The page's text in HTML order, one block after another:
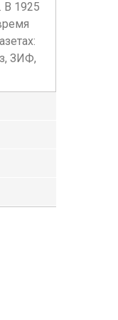
В 1925
ЗИФ,